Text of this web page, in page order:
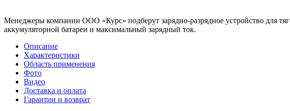
Менеджеры компании ООО «Курс» подберут зарядно-разрядное устройство для
аккумуляторной батареи и максимальный зарядный ток.
Описание
Характеристики
Область применения
Фото
Видео
Доставка и оплата
Гарантии и возврат